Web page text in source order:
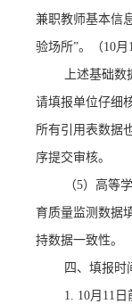
兼职教师基本信
验场所”。 （10月
上述基础
请填报单位仔细
所有引用表数据
序提交审核。
（5） 高等
育质量监测数据
持数据一致性。
四、填报时
1. 10月11日